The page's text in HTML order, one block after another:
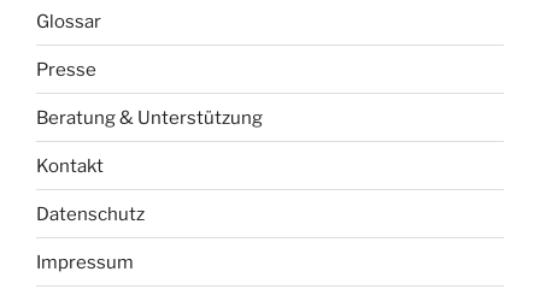
Glossar
Presse
Beratung & Unterstützung
Kontakt
Datenschutz
Impressum